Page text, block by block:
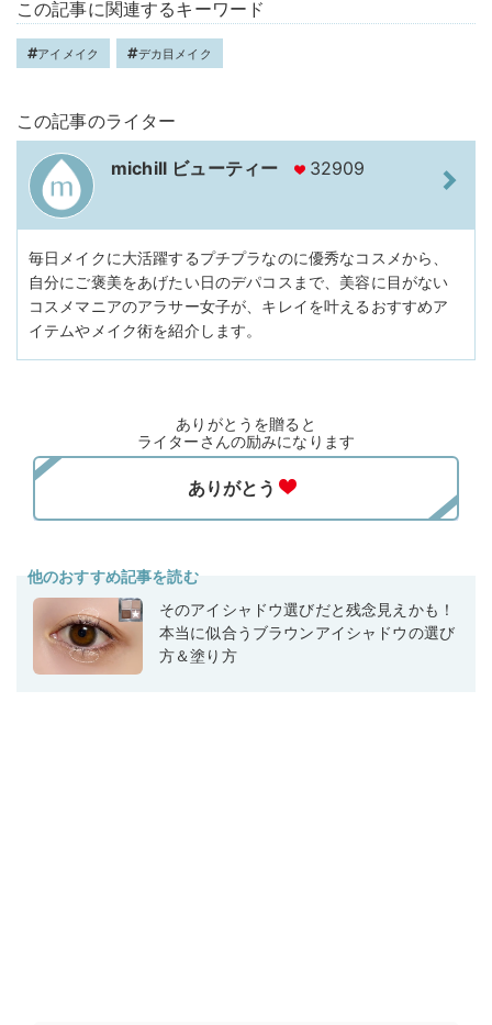
この記事に関連するキーワード
アイメイク デカ目メイク
この記事のライター
michill ビューティー 32909
毎日メイクに大活躍するプチプラなのに優秀なコスメから、
自分にご褒美をあげたい日のデパコスまで、美容に目がない
コスメマニアのアラサー女子が、キレイを叶えるおすすめア
イテムやメイク術を紹介します。
ありがとうを贈ると
ライターさんの励みになります
他のおすすめ記事を読む
そのアイシャドウ選びだと残念見えかも！
本当に似合うブラウンアイシャドウの選び
方＆塗り方